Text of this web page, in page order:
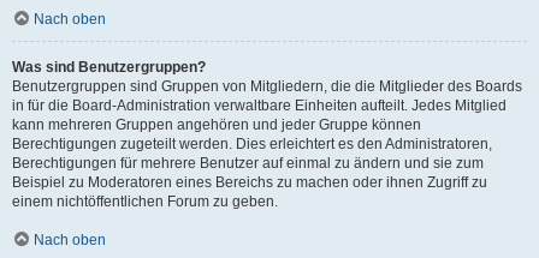
Nach oben
Was sind Benutzergruppen?
Benutzergruppen sind Gruppen von Mitgliedern, die die Mitglieder des Boards
in für die Board-Administration verwaltbare Einheiten aufteilt. Jedes Mitglied
kann mehreren Gruppen angehören und jeder Gruppe können
Berechtigungen zugeteilt werden. Dies erleichtert es den Administratoren,
Berechtigungen für mehrere Benutzer auf einmal zu ändern und sie zum
Beispiel zu Moderatoren eines Bereichs zu machen oder ihnen Zugriff zu
einem nichtöffentlichen Forum zu geben.
Nach oben